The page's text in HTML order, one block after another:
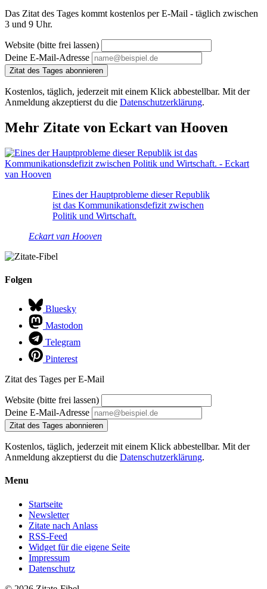
Das Zitat des Tages kommt kostenlos per E-Mail - täglich zwischen
3 und 9 Uhr.
Website (bitte frei lassen)
Deine E-Mail-Adresse
Zitat des Tages abonnieren
Kostenlos, täglich, jederzeit mit einem Klick abbestellbar. Mit der
Anmeldung akzeptierst du die Datenschutzerklärung.
Mehr Zitate von Eckart van Hooven
Eines der Hauptprobleme dieser Republik
ist das Kommunikationsdefizit zwischen
Politik und Wirtschaft.
Eckart van Hooven
Folgen
Bluesky
Mastodon
Telegram
Pinterest
Zitat des Tages per E-Mail
Website (bitte frei lassen)
Deine E-Mail-Adresse
Zitat des Tages abonnieren
Kostenlos, täglich, jederzeit mit einem Klick abbestellbar. Mit der
Anmeldung akzeptierst du die Datenschutzerklärung.
Menu
Startseite
Newsletter
Zitate nach Anlass
RSS-Feed
Widget für die eigene Seite
Impressum
Datenschutz